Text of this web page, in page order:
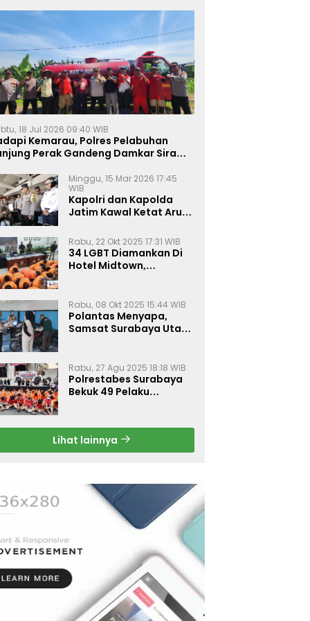
18 Jul 2026 09:40 WIB
Kemarau, Polres Pelabuhan
Perak Gandeng Damkar Siram
Minggu, 15 Mar 2026 17:45
WIB
Kapolri dan Kapolda
Jatim Kawal Ketat Arus
Rabu, 22 Okt 2025 17:31 WIB
34 LGBT Diamankan Di
Hotel Midtown,
Rabu, 08 Okt 2025 15:44 WIB
Polantas Menyapa,
Samsat Surabaya Utara
Rabu, 27 Agu 2025 18:18 WIB
Polrestabes Surabaya
Bekuk 49 Pelaku
Gratis
Lihat lainnya